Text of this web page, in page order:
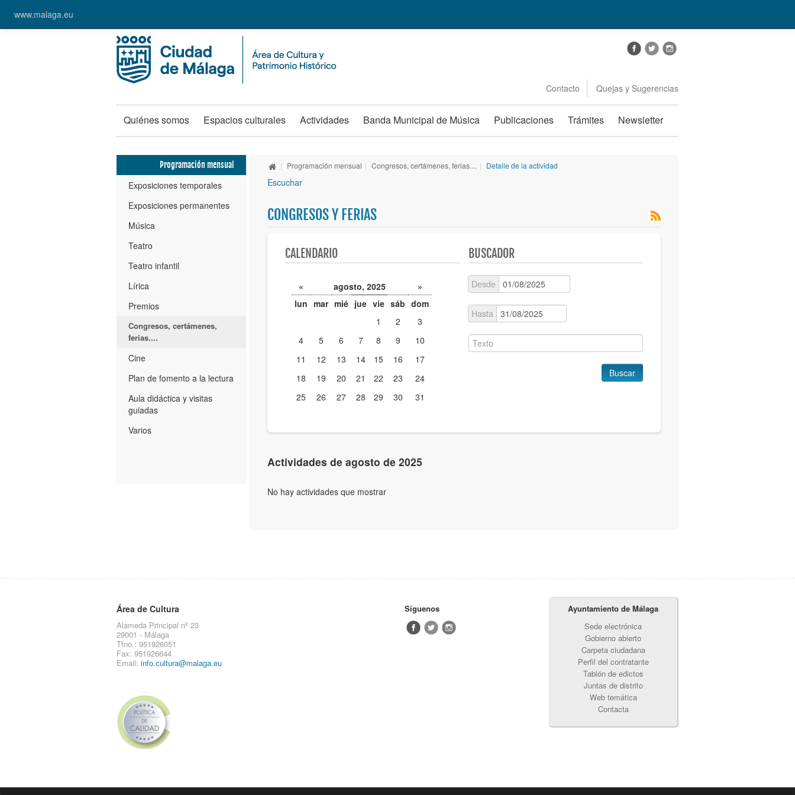
www.malaga.eu
Contacto Quejas y Sugerencias
Quiénes somos Espacios culturales Actividades Banda Municipal de Música Publicaciones Trámites Newsletter
Programación mensual
Exposiciones temporales
Exposiciones permanentes
Música
Teatro
Teatro infantil
Lírica
Premios
Congresos, certámenes,
ferias....
Cine
Plan de fomento a la lectura
Aula didáctica y visitas
guiadas
Varios
| Programación mensual | Congresos, certámenes, ferias.... | Detalle de la actividad
Escuchar
CONGRESOS Y FERIAS
CALENDARIO
« agosto, 2025
»
lun mar mié jue vie sáb dom
1
2
3
4
5 6 7 8 9
10
11
12 13 14 15 16
17
18
19 20 21 22 23
24
25
26 27 28 29 30 31
BUSCADOR
Desde
Hasta
Buscar
Actividades de agosto de 2025
No hay actividades que mostrar
Área de Cultura
Alameda Principal nº 23
29001 - Málaga
Tfno.: 951926051
Fax: 951926644
Email: info.cultura@malaga.eu
Síguenos
Ayuntamiento de Málaga
Sede electrónica
Gobierno abierto
Carpeta ciudadana
Perfil del contratante
Tablón de edictos
Juntas de distrito
Web temática
Contacta